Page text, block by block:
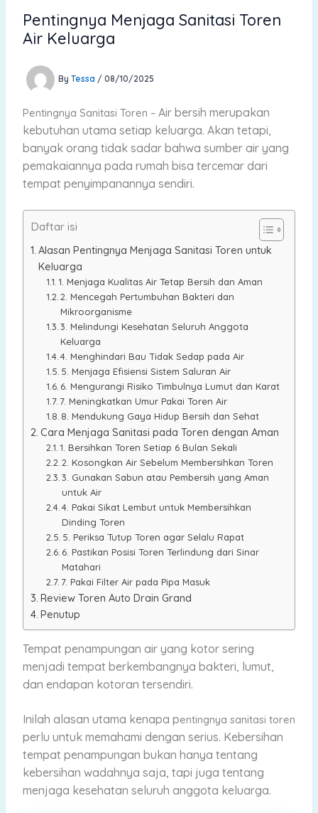
Pentingnya Menjaga Sanitasi Toren
Air Keluarga
By Tessa / 08/10/2025
Pentingnya Sanitasi Toren – Air bersih merupakan
kebutuhan utama setiap keluarga. Akan tetapi,
banyak orang tidak sadar bahwa sumber air yang
pemakaiannya pada rumah bisa tercemar dari
tempat penyimpanannya sendiri.
Daftar isi
Alasan Pentingnya Menjaga Sanitasi Toren untuk
Keluarga
1. Menjaga Kualitas Air Tetap Bersih dan Aman
2. Mencegah Pertumbuhan Bakteri dan
Mikroorganisme
3. Melindungi Kesehatan Seluruh Anggota
Keluarga
4. Menghindari Bau Tidak Sedap pada Air
5. Menjaga Efisiensi Sistem Saluran Air
6. Mengurangi Risiko Timbulnya Lumut dan Karat
7. Meningkatkan Umur Pakai Toren Air
8. Mendukung Gaya Hidup Bersih dan Sehat
Cara Menjaga Sanitasi pada Toren dengan Aman
1. Bersihkan Toren Setiap 6 Bulan Sekali
2. Kosongkan Air Sebelum Membersihkan Toren
3. Gunakan Sabun atau Pembersih yang Aman
untuk Air
4. Pakai Sikat Lembut untuk Membersihkan
Dinding Toren
5. Periksa Tutup Toren agar Selalu Rapat
6. Pastikan Posisi Toren Terlindung dari Sinar
Matahari
7. Pakai Filter Air pada Pipa Masuk
Review Toren Auto Drain Grand
Penutup
Tempat penampungan air yang kotor sering
menjadi tempat berkembangnya bakteri, lumut,
dan endapan kotoran tersendiri.
Inilah alasan utama kenapa pentingnya sanitasi toren
perlu untuk memahami dengan serius. Kebersihan
tempat penampungan bukan hanya tentang
kebersihan wadahnya saja, tapi juga tentang
menjaga kesehatan seluruh anggota keluarga.